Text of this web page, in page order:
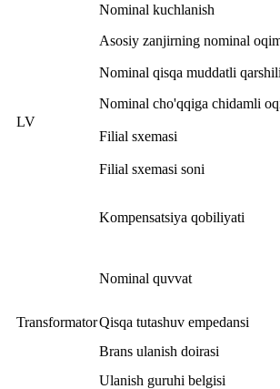
LV
Nominal kuchlanish
Asosiy zanjirning nominal
Nominal qisqa muddatli
Nominal cho'qqiga chidamli
Filial sxemasi
Filial sxemasi soni
Kompensatsiya qobiliyati
Transformator
Nominal quvvat
Qisqa tutashuv empedansi
Brans ulanish doirasi
Ulanish guruhi belgisi